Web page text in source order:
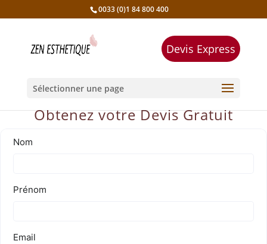
Obtenez votre Devis Gratuit
0033 (0)1 84 800 400
Devis Express
Sélectionner une page